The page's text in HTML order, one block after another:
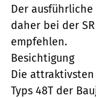
Der
daher bei der
empfehlen.
Besichtigung
Die attraktivsten
Typs 48T der